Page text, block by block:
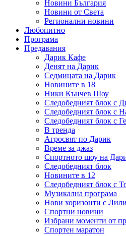
Новини България
Новини от Света
Регионални новини
Любопитно
Програма
Предавания
Дарик Кафе
Денят на Дарик
Седмицата на Дарик
Новините в 18
Ники Кънчев Шоу
Следобедният блок с
Следобедният блок с
Следобедният блок с
В тренда
Агросвят по Дарик
Време за джаз
Спортното шоу на
Следобедният блок
Новините в 12
Следобедният блок с
Музикална програма
Нови хоризонти с Лили
Спортни новини
Избрани моменти от
Спортен маратон